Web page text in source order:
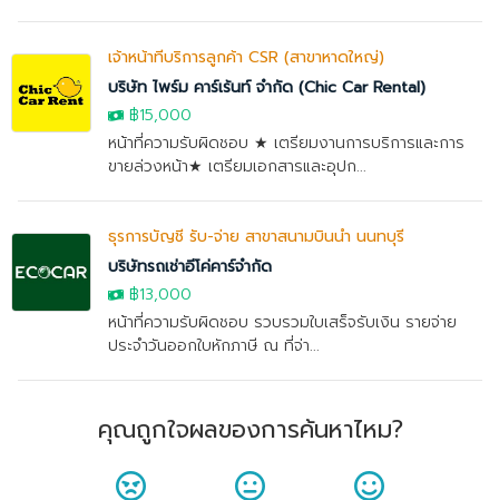
เจ้าหน้าที่บริการลูกค้า CSR (สาขาหาดใหญ่)
บริษัท ไพร์ม คาร์เร้นท์ จำกัด (Chic Car Rental)
฿15,000
หน้าที่ความรับผิดชอบ ★ เตรียมงานการบริการและการ
ขายล่วงหน้า★ เตรียมเอกสารและอุปก...
ธุรการบัญชี รับ-จ่าย สาขาสนามบินน้ำ นนทบุรี
บริษัทรถเช่าอีโค่คาร์จำกัด
฿13,000
หน้าที่ความรับผิดชอบ รวบรวมใบเสร็จรับเงิน รายจ่าย
ประจำวันออกใบหักภาษี ณ ที่จ่า...
คุณถูกใจผลของการค้นหาไหม?